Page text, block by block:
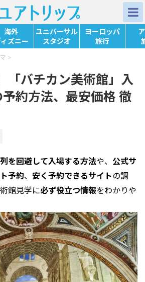
海外
ズニー
ユニバーサル
スタジオ
ヨーロッパ
旅行
>
「バチカン美術館」入
約方法、最安価格 徹
を回避して入場する方法や、 公式サ
予約、 安く予約できるサイトの調
館見学に必ず役立つ情報をわかりや